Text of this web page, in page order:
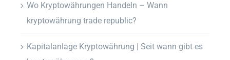
Wo Kryptowährungen Handeln – Wann
kryptowährung trade republic?
Kapitalanlage Kryptowährung | Seit wann gibt es